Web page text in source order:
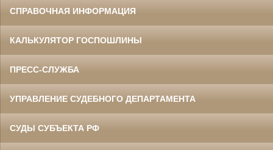
СПРАВОЧНАЯ ИНФОРМАЦИЯ
КАЛЬКУЛЯТОР ГОСПОШЛИНЫ
ПРЕСС-СЛУЖБА
УПРАВЛЕНИЕ СУДЕБНОГО ДЕПАРТАМЕНТА
СУДЫ СУБЪЕКТА РФ